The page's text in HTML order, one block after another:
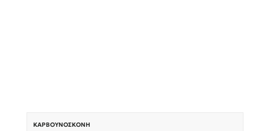
ΚΑΡΒΟΥΝΌΣΚΟΝΗ